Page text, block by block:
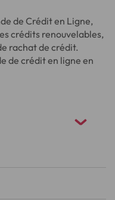
de Crédit en Ligne,
crédits renouvelables,
rachat de crédit.
de crédit en ligne en